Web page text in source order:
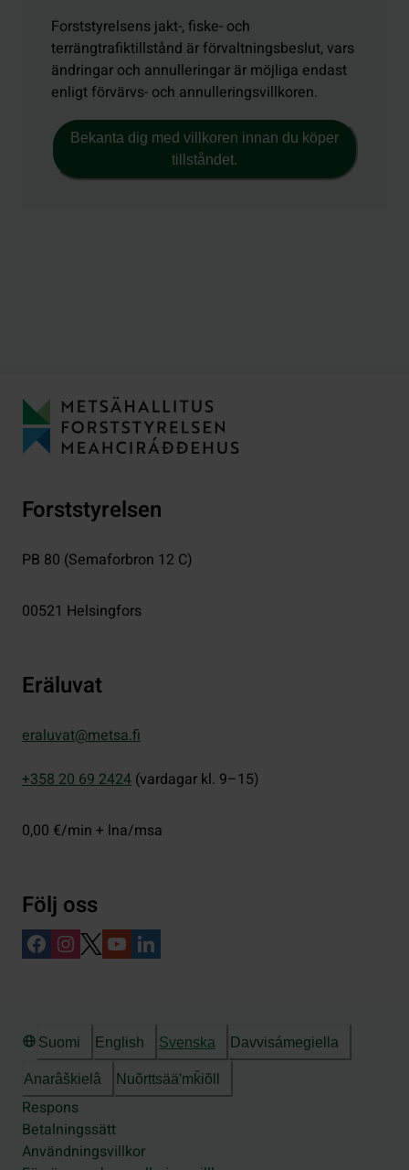
Forststyrelsens jakt-, fiske- och
terrängtrafiktillstånd är förvaltningsbeslut, vars
ändringar och annulleringar är möjliga endast
enligt förvärvs- och annulleringsvillkoren.
Bekanta dig med villkoren innan du köper
tillståndet.
Forststyrelsen
PB 80 (Semaforbron 12 C)
00521 Helsingfors
Eräluvat
eraluvat@metsa.fi
+358 20 69 2424 (vardagar kl. 9–15)
0,00 €/min + lna/msa
Följ oss
Suomi English Svenska Davvisámegiella
Anarâškielâ Nuõrttsääʹmǩiõll
Respons
Betalningssätt
Användningsvillkor